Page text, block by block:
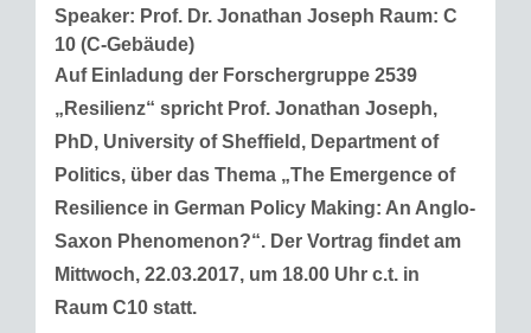
Speaker: Prof. Dr. Jonathan Joseph Raum: C
10 (C-Gebäude)
Auf Einladung der Forschergruppe 2539
„Resilienz“ spricht Prof. Jonathan Joseph,
PhD, University of Sheffield, Department of
Politics, über das Thema „The Emergence of
Resilience in German Policy Making: An Anglo-
Saxon Phenomenon?“. Der Vortrag findet am
Mittwoch, 22.03.2017, um 18.00 Uhr c.t. in
Raum C10 statt.